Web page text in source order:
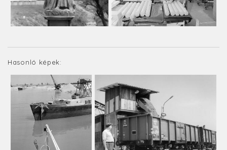
Hasonló képek: